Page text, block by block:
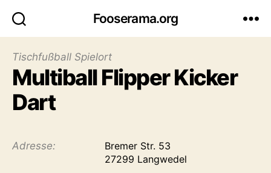
Fooserama.org
Tischfußball Spielort
Multiball Flipper Kicker
Dart
Adresse:
Bremer Str. 53
27299 Langwedel